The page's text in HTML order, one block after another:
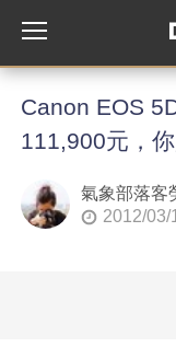
Canon EOS
111,900元，
氣象部落客
2012/03/